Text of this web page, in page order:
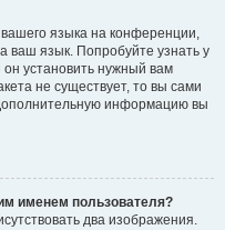
языка на конференции,
ваш язык. Попробуйте узнать у
установить нужный вам
не существует, то вы сами
информацию вы
именем пользователя?
два изображения.